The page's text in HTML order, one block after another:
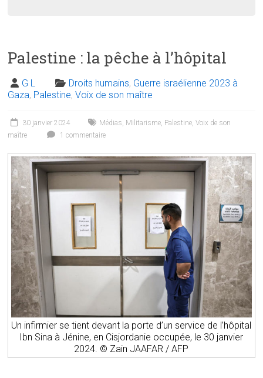
Palestine : la pêche à l’hôpital
G L Droits humains, Guerre israélienne 2023 à
Gaza, Palestine,Voix de son maître
30 janvier 2024 Médias Militarisme Palestine ,Voix de son
maître
1 commentaire
Un infirmier se tient devant la porte d’un service de l’hôpital
Ibn Sina à Jénine, en Cisjordanie occupée, le 30 janvier
2024. © Zain JAAFAR / AFP